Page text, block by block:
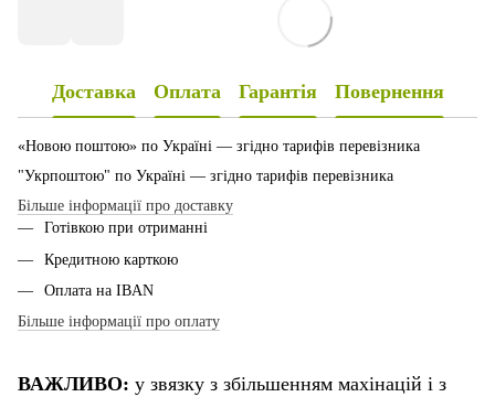
Доставка Оплата Гарантія Повернення
«Новою поштою» по Україні — згідно тарифів перевізника
"Укрпоштою" по Україні — згідно тарифів перевізника
Більше інформації про доставку
Готівкою при отриманні
Кредитною карткою
Оплата на IBAN
Більше інформації про оплату
ВАЖЛИВО: у звязку з збільшенням махінацій і з